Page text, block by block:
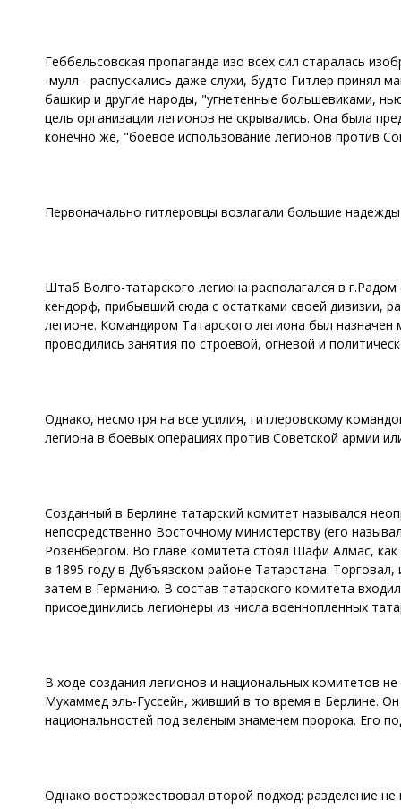
Геббельсовская пропаганда изо всех сил старалась
-мулл - распускались даже слухи, будто Гитлер принял
башкир и другие народы, "угнетенные большевиками,
цель организации легионов не скрывались. Она была
конечно же, "боевое использование легионов против
Первоначально гитлеровцы возлагали большие
Штаб Волго-татарского легиона располагался в
кендорф, прибывший сюда с остатками своей дивизии,
легионе. Командиром Татарского легиона был
проводились занятия по строевой, огневой и
Однако, несмотря на все усилия, гитлеровскому
легиона в боевых операциях против Советской армии
Созданный в Берлине татарский комитет назывался
непосредственно Восточному министерству (его
Розенбергом. Во главе комитета стоял Шафи Алмас,
в 1895 году в Дубъязском районе Татарстана.
затем в Германию. В состав татарского комитета
присоединились легионеры из числа военнопленных
В ходе создания легионов и национальных комитетов
Мухаммед эль-Гуссейн, живший в то время в Берлине.
национальностей под зеленым знаменем пророка. Его
Однако восторжествовал второй подход: разделение